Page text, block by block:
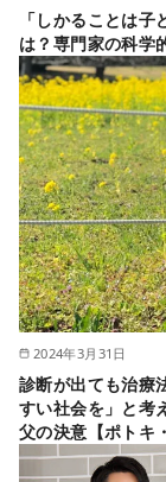
「しかることは
は？専門家の科学
2024年3月31日
診断が出ても治療
すい社会を」と考
父の決意【ポトキ